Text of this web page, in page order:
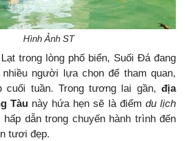
Hình Ảnh ST
trong lòng phố biển, Suối Đá đang
người lựa chọn để tham quan,
cuối tuần. Trong tương lai gần, địa
Tàunày hứa hẹn sẽ là điểm du lịch
dẫn trong chuyến hành trình đến
tươi đẹp.